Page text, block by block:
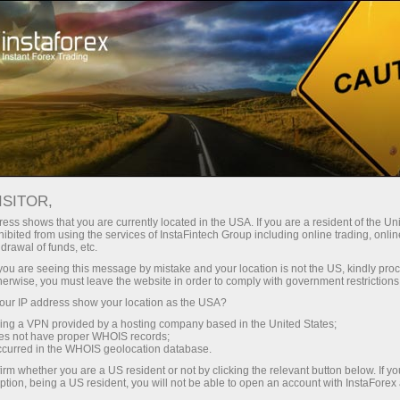
Sobre a InstaForex Notícias da Empresa
INVESTINDO NO FUTURO:
GANHE UM PRÊMIO DE US$
4.000 NO DIA
INTERNACIONAL DA FAMÍLIA
shows that you are currently located in the USA. If you are a resident of the
from using the services of InstaFintech Group including online trading,
of funds, etc.
are seeing this message by mistake and your location is not the US, kindly
you must leave the website in order to comply with government
IP address show your location as the USA?
a VPN provided by a hosting company based in the United States;
not have proper WHOIS records;
in the WHOIS geolocation database.
whether you are a US resident or not by clicking the relevant button below. If
being a US resident, you will not be able to open an account with InstaForex